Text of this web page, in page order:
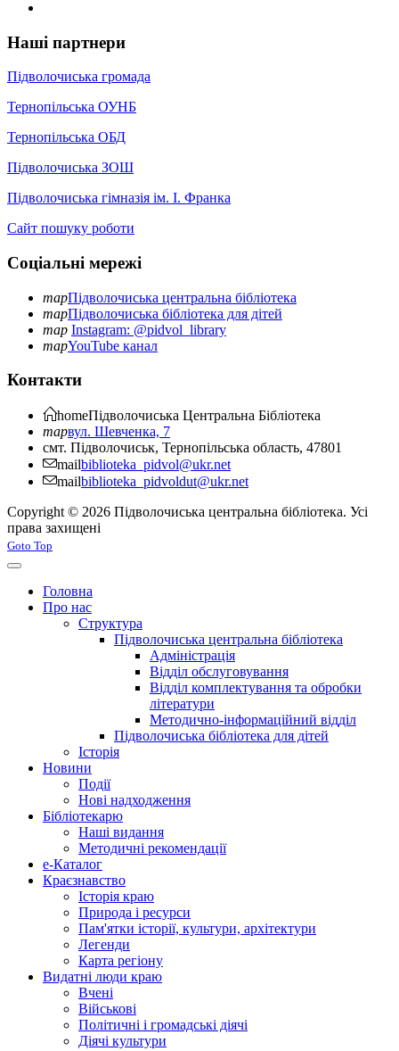
Наші партнери
Підволочиська громада
Тернопільська ОУНБ
Тернопільська ОБД
Підволочиська ЗОШ
Підволочиська гімназія ім. І. Франка
Сайт пошуку роботи
Соціальні мережі
mapПідволочиська центральна бібліотека
mapПідволочиська бібліотека для дітей
map Instagram: @pidvol_library
mapYouTube канал
Контакти
homeПідволочиська Центральна Бібліотека
mapвул. Шевченка, 7
смт. Підволочиськ, Тернопільська область, 47801
mailbiblioteka_pidvol@ukr.net
mailbiblioteka_pidvoldut@ukr.net
Copyright © 2026 Підволочиська центральна бібліотека. Усі
права захищені
Joomla! 3 Templates
Goto Top
Головна
Про нас
Структура
Підволочиська центральна бібліотека
Адміністрація
Відділ обслуговування
Відділ комплектування та обробки
літератури
Методично-інформаційний відділ
Підволочиська бібліотека для дітей
Історія
Новини
Події
Нові надходження
Бібліотекарю
Наші видання
Методичні рекомендації
e-Каталог
Краєзнавство
Історія краю
Природа і ресурси
Пам'ятки історії, культури, архітектури
Легенди
Карта регіону
Видатні люди краю
Вчені
Військові
Політичні і громадські діячі
Діячі культури